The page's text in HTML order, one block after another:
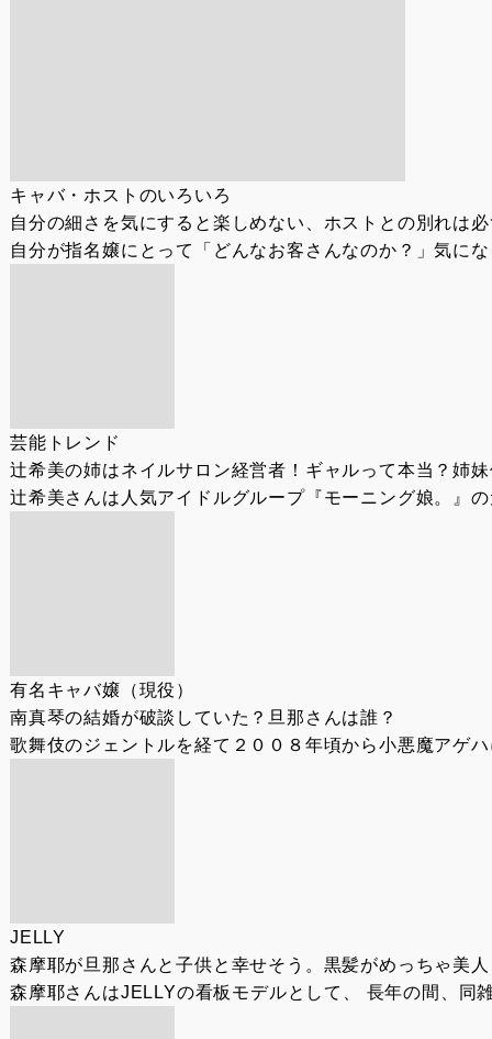
キャバ・ホストのいろいろ
自分の細さを気にすると楽しめない、ホストとの別れは
自分が指名嬢にとって「どんなお客さんなのか？」気に
芸能トレンド
辻希美の姉はネイルサロン経営者！ギャルって本当？姉
辻希美さんは人気アイドルグループ『モーニング娘。』
有名キャバ嬢（現役）
南真琴の結婚が破談していた？旦那さんは誰？
歌舞伎のジェントルを経て２００８年頃から小悪魔アゲ
JELLY
森摩耶が旦那さんと子供と幸せそう。黒髪がめっちゃ美
森摩耶さんはJELLYの看板モデルとして、 長年の間、同